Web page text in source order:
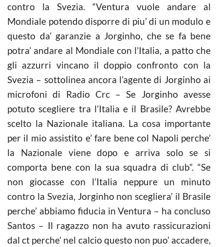
contro la Svezia. “Ventura vuole andare al
Mondiale potendo disporre di piu’ di un modulo e
questo da’ garanzie a Jorginho, che se fa bene
potra’ andare al Mondiale con l’Italia, a patto che
gli azzurri vincano il doppio confronto con la
Svezia – sottolinea ancora l’agente di Jorginho ai
microfoni di Radio Crc – Se Jorginho avesse
potuto scegliere tra l’Italia e il Brasile? Avrebbe
scelto la Nazionale italiana. La cosa importante
per il mio assistito e’ fare bene col Napoli perche’
la Nazionale viene dopo e arriva solo se si
comporta bene con la sua squadra di club”. “Se
non giocasse con l’Italia neppure un minuto
contro la Svezia, Jorginho non scegliera’ il Brasile
perche’ abbiamo fiducia in Ventura – ha concluso
Santos – Il ragazzo non ha avuto rassicurazioni
dal ct perche’ nel calcio questo non puo’ accadere,